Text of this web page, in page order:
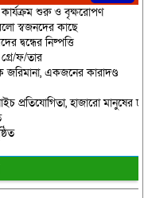
কার্যক্রম শুরু ও বৃক্ষরোপণ
স্বজনদের কাছে
দ্বন্ধের নিষ্পত্তি
ফ/তার
একজনের কারাদণ্ড
প্রতিযোগিতা, হাজারো মানুষের